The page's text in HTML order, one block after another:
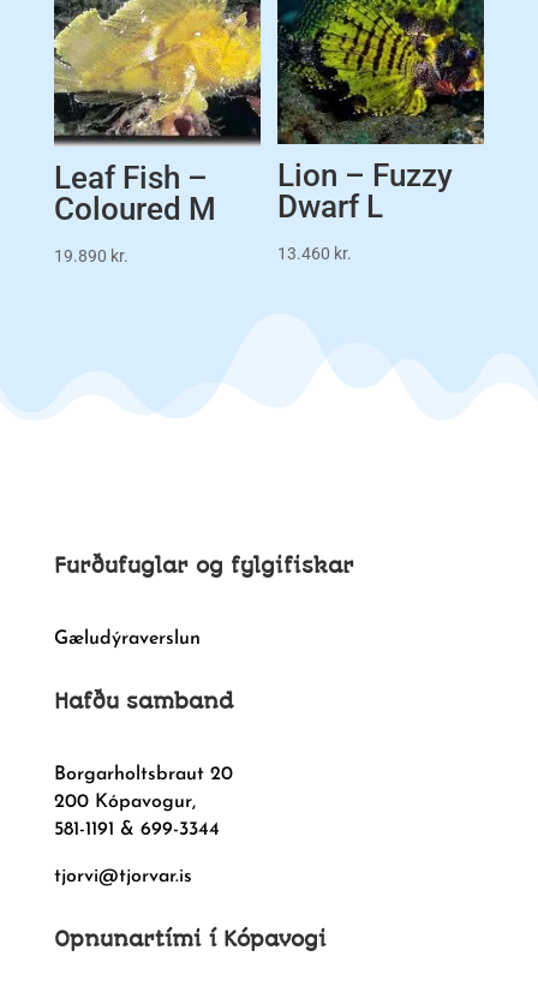
Leaf Fish –
Coloured M
19.890 kr.
Lion – Fuzzy
Dwarf L
13.460 kr.
Furðufuglar og fylgifiskar
Gæludýraverslun
Hafðu samband
Borgarholtsbraut 20
200 Kópavogur,
581-1191 & 699-3344
tjorvi@tjorvar.is
Opnunartími í Kópavogi